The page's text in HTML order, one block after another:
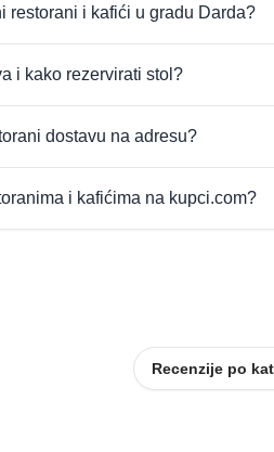
restorani i kafići u gradu Darda?
i kako rezervirati stol?
dostavu na adresu?
i kafićima na kupci.com?
Recenzije po